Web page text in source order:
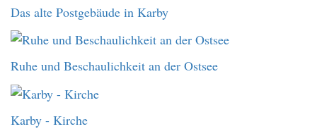
Das alte Postgebäude in Karby
Ruhe und Beschaulichkeit an der Ostsee
Karby - Kirche